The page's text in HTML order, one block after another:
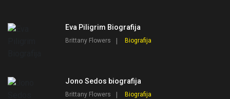
Eva Piligrim Biografija
Brittany Flowers Biografija
Jono Sedos biografija
Brittany Flowers Biografija